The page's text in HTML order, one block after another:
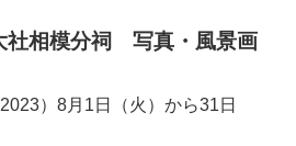
社相模分祠 写真・風景画
）8月1日（火）から31日